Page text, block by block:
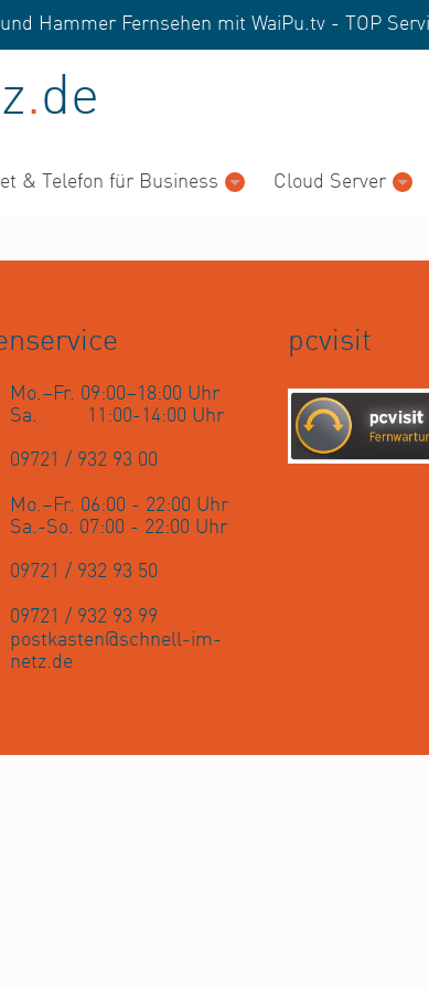
Hammer Fernsehen mit WaiPu.tv - TOP
.de
& Telefon für Business Cloud Server
Mo.–Fr. 09:00–18:00 Uhr
Sa. 11:00-14:00 Uhr
09721 / 932 93 00
Mo.–Fr. 06:00 - 22:00 Uhr
Sa.-So. 07:00 - 22:00 Uhr
09721 / 932 93 50
09721 / 932 93 99
postkasten@schnell-im-
netz.de
pcvisit